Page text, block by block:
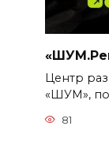
Центр
«ШУМ»,
81